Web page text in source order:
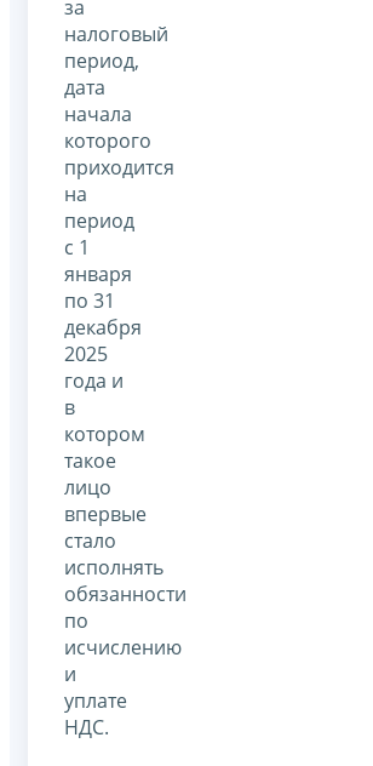
за
налоговый
период,
дата
начала
которого
приходится
на
период
с 1
января
по 31
декабря
2025
года и
в
котором
такое
лицо
впервые
стало
исполнять
обязанности
по
исчислению
и
уплате
НДС.